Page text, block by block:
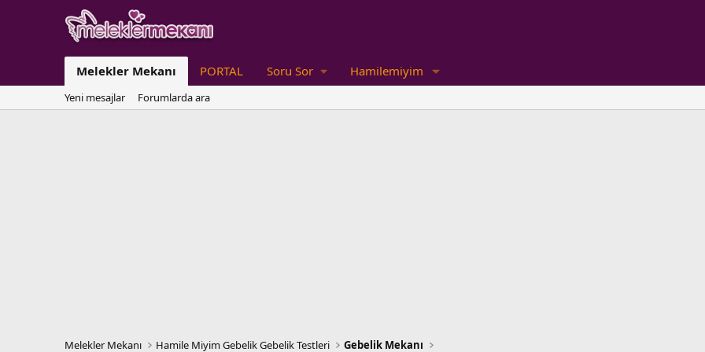
Melekler Mekanı PORTAL Soru Sor Hamilemiyim
Yeni mesajlar Forumlarda ara
Melekler Mekanı Hamile Miyim Gebelik Gebelik Testleri Gebelik Mekanı